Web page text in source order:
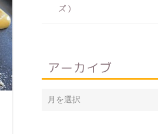
ズ）
アーカイブ